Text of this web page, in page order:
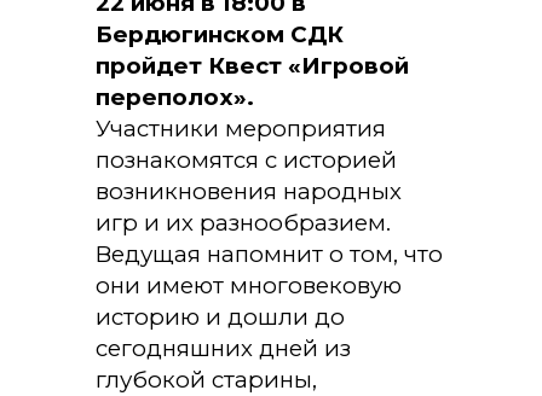
Бердюгинском СДК
пройдет Квест «Игровой
переполох».
Участники мероприятия
познакомятся с историей
возникновения народных
игр и их разнообразием.
Ведущая напомнит о том, что
они имеют многовековую
историю и дошли до
сегодняшних дней из
глубокой старины,